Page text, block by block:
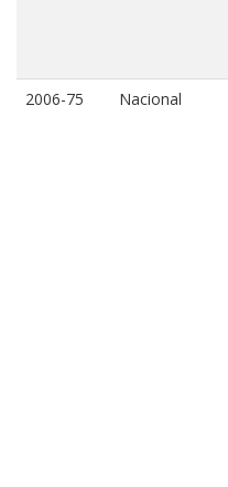
2006-75 Nacional